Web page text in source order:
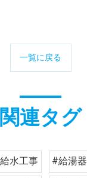
一覧に戻る
関連タグ
水工事 #給湯器